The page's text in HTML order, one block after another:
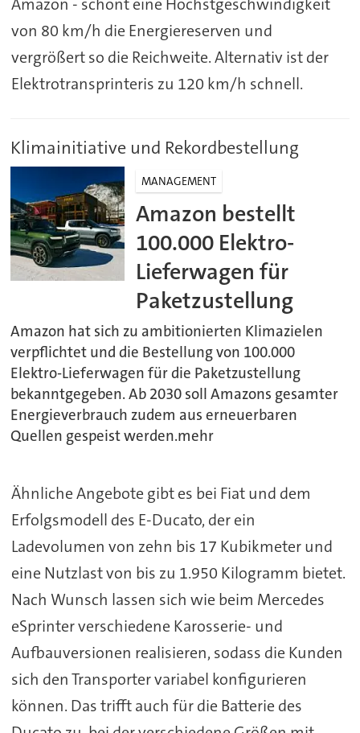
von 80 km/h die Energiereserven und
vergrößert so die Reichweite. Alternativ ist der
Elektrotransprinteris zu 120 km/h schnell.
Klimainitiative und Rekordbestellung
MANAGEMENT
Amazon bestellt
100.000 Elektro-
Lieferwagen für
Paketzustellung
Amazon hat sich zu ambitionierten Klimazielen
verpflichtet und die Bestellung von 100.000
Elektro-Lieferwagen für die Paketzustellung
bekanntgegeben. Ab 2030 soll Amazons gesamter
Energieverbrauch zudem aus erneuerbaren
Quellen gespeist werden.mehr
Ähnliche Angebote gibt es bei Fiat und dem
Erfolgsmodell des E-Ducato, der ein
Ladevolumen von zehn bis 17 Kubikmeter und
eine Nutzlast von bis zu 1.950 Kilogramm bietet.
Nach Wunsch lassen sich wie beim Mercedes
eSprinter verschiedene Karosserie- und
Aufbauversionen realisieren, sodass die Kunden
sich den Transporter variabel konfigurieren
können. Das trifft auch für die Batterie des